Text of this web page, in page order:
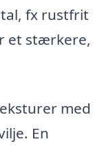
fx rustfrit
et stærkere,
med
En